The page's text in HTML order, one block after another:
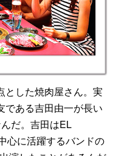
とした焼肉屋さん。実
である吉田由一が長い
だ。吉田はEL
心に活躍するバンドの